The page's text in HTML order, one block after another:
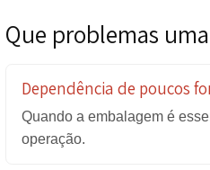
Gráficas que
Empresas de
Indústrias que